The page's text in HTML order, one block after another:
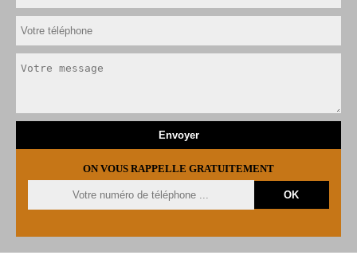
ON VOUS RAPPELLE GRATUITEMENT